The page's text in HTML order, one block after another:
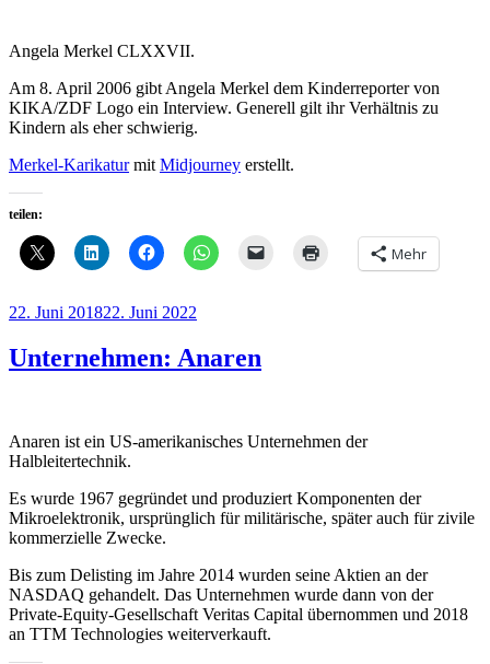
Angela Merkel CLXXVII.
Am 8. April 2006 gibt Angela Merkel dem Kinderreporter von
KIKA/ZDF Logo ein Interview. Generell gilt ihr Verhältnis zu
Kindern als eher schwierig.
Merkel-Karikaturmit Midjourney erstellt.
teilen:
Mehr
Veröffentlicht
22. Juni 201822. Juni 2022
Unternehmen: Anaren
Anaren ist ein US-amerikanisches Unternehmen der
Halbleitertechnik.
Es wurde 1967 gegründet und produziert Komponenten der
Mikroelektronik, ursprünglich für militärische, später auch für zivile
kommerzielle Zwecke.
Bis zum Delisting im Jahre 2014 wurden seine Aktien an der
NASDAQ gehandelt. Das Unternehmen wurde dann von der
Private-Equity-Gesellschaft Veritas Capital übernommen und 2018
an TTM Technologies weiterverkauft.